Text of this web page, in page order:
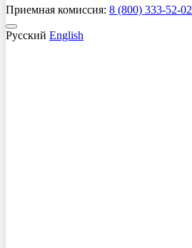
Приемная комиссия: 8 (800) 333-52-02
Русский English